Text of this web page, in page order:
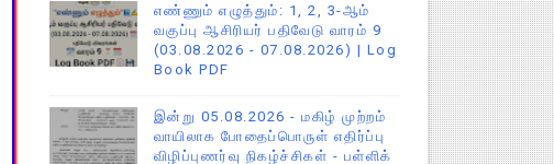
எண்ணும் எழுத்தும்: 1, 2, 3-ஆம்
வகுப்பு ஆசிரியர் பதிவேடு வாரம் 9
(03.08.2026 - 07.08.2026) | Log
Book PDF
இன்று 05.08.2026 - மகிழ் முற்றம்
வாயிலாக போதைப்பொருள் எதிர்ப்பு
விழிப்புணர்வு நிகழ்ச்சிகள் - பள்ளிக்